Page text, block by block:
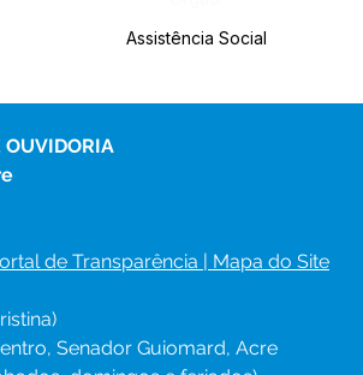
Assistência Social
OUVIDORIA
de Transparência | Mapa do Site
Senador Guiomard, Acre